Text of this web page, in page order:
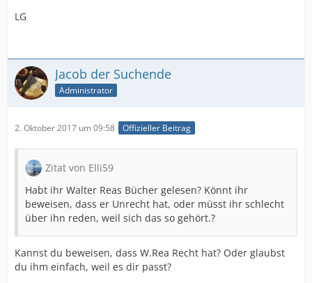
LG
Jacob der Suchende
Administrator
2. Oktober 2017 um 09:58 Offizieller Beitrag
Zitat von Elli59
Habt ihr Walter Reas Bücher gelesen? Könnt ihr
beweisen, dass er Unrecht hat, oder müsst ihr schlecht
über ihn reden, weil sich das so gehört.?
Kannst du beweisen, dass W.Rea Recht hat? Oder glaubst
du ihm einfach, weil es dir passt?